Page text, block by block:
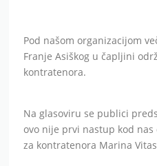
Pod našom organizacijom
Franje Asiškog u čapljini
kontratenora.
Na glasoviru se publici
ovo nije prvi nastup kod
za kontratenora Marina